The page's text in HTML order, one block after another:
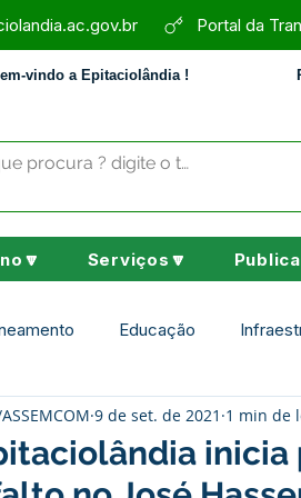
Portal da
vindo a Epitaciolândia !
Serviços🔽
Educação
Social Desporto Cultura e
inicia
9 de set. de 2021 1 min de